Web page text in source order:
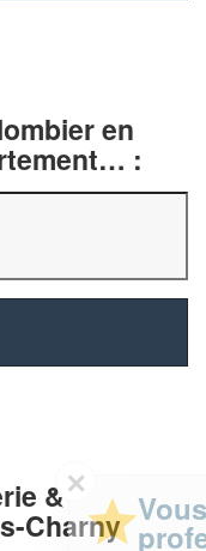
en
:
&
Charny
un
?